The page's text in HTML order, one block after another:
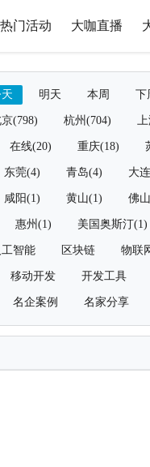
热门活动 大咖直播
明天 本周 下
(798) 杭州(704) 上
在线(20) 重庆(18)
东莞(4) 青岛(4) 大
咸阳(1) 黄山(1) 佛
惠州(1) 美国奥斯汀(1)
工智能 区块链 物联
移动开发 开发工具
名企案例 名家分享